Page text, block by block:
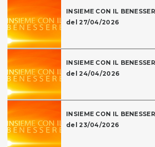
INSIEME CON IL
del 27/04/2026
INSIEME CON IL
del 24/04/2026
INSIEME CON IL
del 23/04/2026